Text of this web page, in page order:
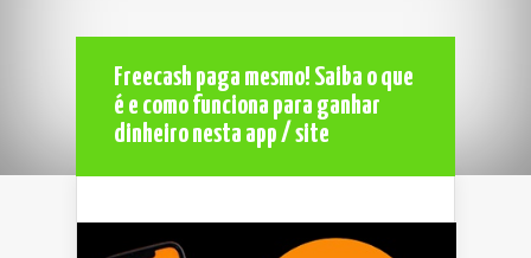
Freecash paga mesmo! Saiba o que
é e como funciona para ganhar
dinheiro nesta app / site